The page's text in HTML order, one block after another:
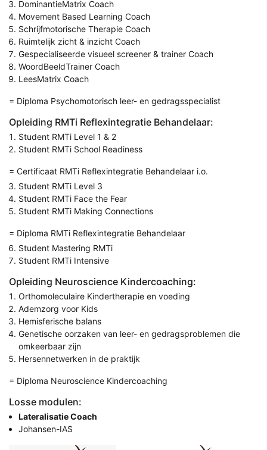
DominantieMatrix Coach
Movement Based Learning Coach
Schrijfmotorische Therapie Coach
Ruimtelijk zicht & inzicht Coach
Gespecialiseerde visueel screener & trainer Coach
WoordBeeldTrainer Coach
LeesMatrix Coach
= Diploma Psychomotorisch leer- en gedragsspecialist
Opleiding RMTi Reflexintegratie Behandelaar:
Student RMTi Level 1 & 2
Student RMTi School Readiness
= Certificaat RMTi Reflexintegratie Behandelaar i.o.
Student RMTi Level 3
Student RMTi Face the Fear
Student RMTi Making Connections
= Diploma RMTi Reflexintegratie Behandelaar
Student Mastering RMTi
Student RMTi Intensive
Opleiding Neuroscience Kindercoaching:
Orthomoleculaire Kindertherapie en voeding
Ademzorg voor Kids
Hemisferische balans
Genetische oorzaken van leer- en gedragsproblemen die
omkeerbaar zijn
Hersennetwerken in de praktijk
= Diploma Neuroscience Kindercoaching
Losse modulen:
Lateralisatie Coach
Johansen-IAS